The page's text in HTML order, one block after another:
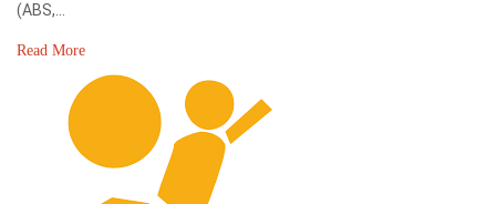
(ABS,…
Read More